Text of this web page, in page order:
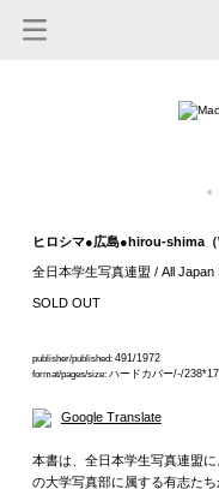
ヒロシマ●広島●hirou-shima（
全日本学生写真連盟 / All
SOLD OUT
publisher/published: 491/1972
format/pages/size: ハードカバー/-/
Google Translate
本書は、全日本学生写真連盟
の大学写真部に属する有志た